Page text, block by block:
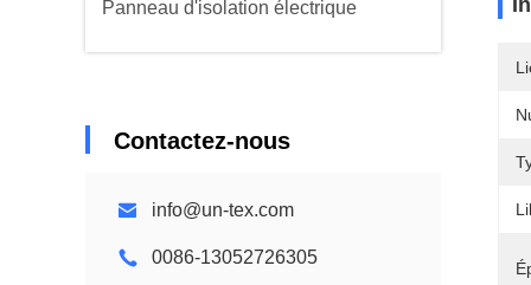
Panneau d'isolation électrique
Contactez-nous
info@un-tex.com
0086-13052726305